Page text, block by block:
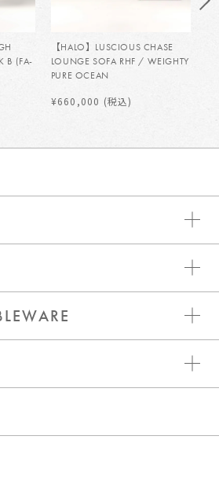
B (FA-
【HALO】LUSCIOUS CHASE
LOUNGE SOFA RHF / WEIGHTY
PURE OCEAN
¥660,000 (税込)